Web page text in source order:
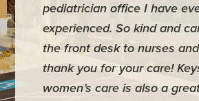
pediatrician office I have
experienced. So kind and
the front desk to nurses
thank you for your care!
women’s care is also a